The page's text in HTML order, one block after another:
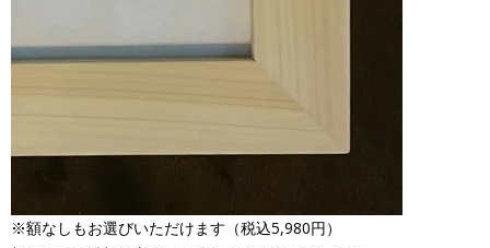
※額なしもお選びいただけます（税込5,980円）